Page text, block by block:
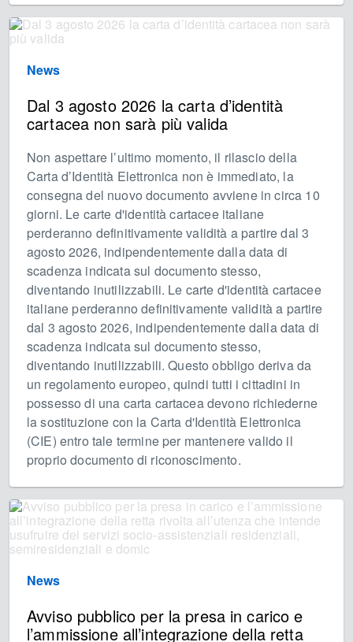
News
Dal 3 agosto 2026 la carta d’identità
cartacea non sarà più valida
Non aspettare l’ultimo momento, il rilascio della
Carta d’Identità Elettronica non è immediato, la
consegna del nuovo documento avviene in circa 10
giorni. Le carte d'identità cartacee italiane
perderanno definitivamente validità a partire dal 3
agosto 2026, indipendentemente dalla data di
scadenza indicata sul documento stesso,
diventando inutilizzabili. Le carte d'identità cartacee
italiane perderanno definitivamente validità a partire
dal 3 agosto 2026, indipendentemente dalla data di
scadenza indicata sul documento stesso,
diventando inutilizzabili. Questo obbligo deriva da
un regolamento europeo, quindi tutti i cittadini in
possesso di una carta cartacea devono richiederne
la sostituzione con la Carta d'Identità Elettronica
(CIE) entro tale termine per mantenere valido il
proprio documento di riconoscimento.
News
Avviso pubblico per la presa in carico e
l’ammissione all’integrazione della retta